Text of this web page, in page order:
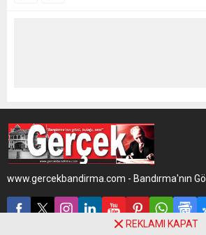
www.gercekbandirma.com - Bandırma'nın
REKLAMI KAPAT